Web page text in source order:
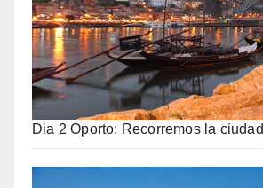
Dia 2 Oporto: Recorremos la ciudad